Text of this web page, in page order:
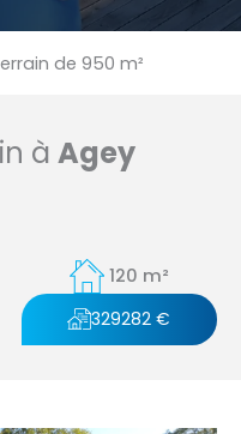
de 950 m²
à Agey
120 m²
329282 €